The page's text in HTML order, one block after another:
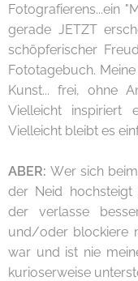
Fotografierens...ein
gerade JETZT
schöpferischer
Fototagebuch.
Kunst... frei, ohne
Vielleicht inspiriert
Vielleicht bleibt es
ABER:Wer sich
der Neid hochsteigt
der verlasse
und/oder blockiere
war und ist nie
kurioserweise